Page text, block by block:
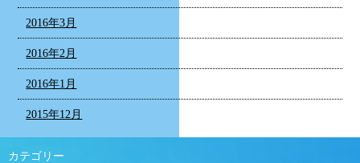
2016年3月
2016年2月
2016年1月
2015年12月
カテゴリー